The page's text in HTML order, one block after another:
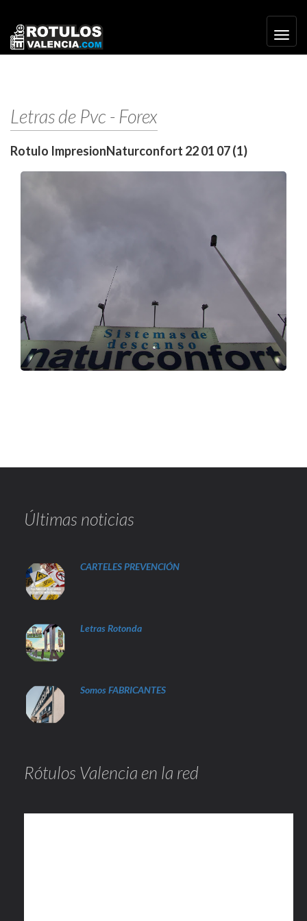
Letras de Pvc - Forex
Rotulo ImpresionNaturconfort 22 01 07 (1)
Últimas noticias
CARTELES PREVENCIÓN
Letras Rotonda
Somos FABRICANTES
Rótulos Valencia en la red